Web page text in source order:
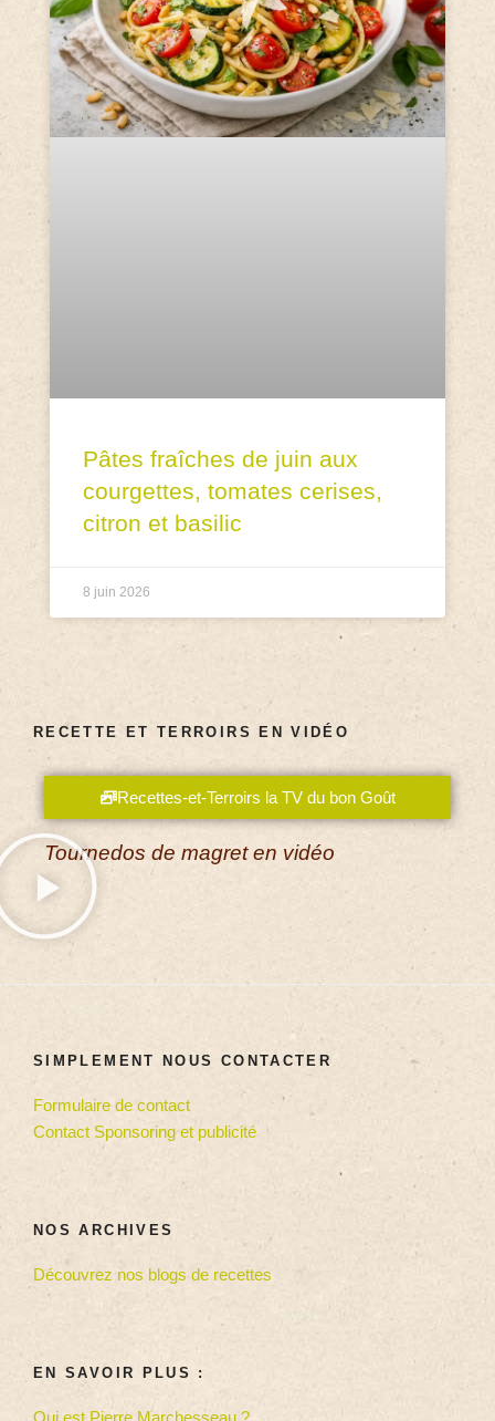
Pâtes fraîches de juin aux
courgettes, tomates cerises,
citron et basilic
8 juin 2026
RECETTE ET TERROIRS EN VIDÉO
Recettes-et-Terroirs la TV du bon Goût
Tournedos de magret en vidéo
SIMPLEMENT NOUS CONTACTER
Formulaire de contact
Contact Sponsoring et publicité
NOS ARCHIVES
Découvrez nos blogs de recettes
EN SAVOIR PLUS :